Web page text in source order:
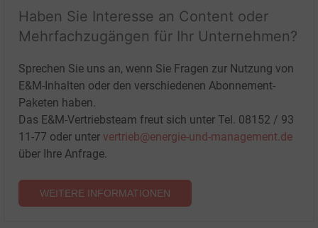
Haben Sie Interesse an Content oder
Mehrfachzugängen für Ihr Unternehmen?
Sprechen Sie uns an, wenn Sie Fragen zur Nutzung von
E&M-Inhalten oder den verschiedenen Abonnement-
Paketen haben.
Das E&M-Vertriebsteam freut sich unter Tel. 08152 / 93
11-77 oder unter vertrieb@energie-und-management.de
über Ihre Anfrage.
WEITERE INFORMATIONEN